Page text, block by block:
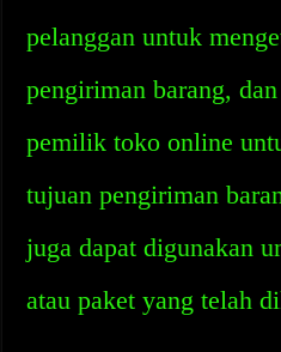
pelanggan untuk
pengiriman barang,
pemilik toko online
tujuan pengiriman
juga dapat digunakan
atau paket yang telah